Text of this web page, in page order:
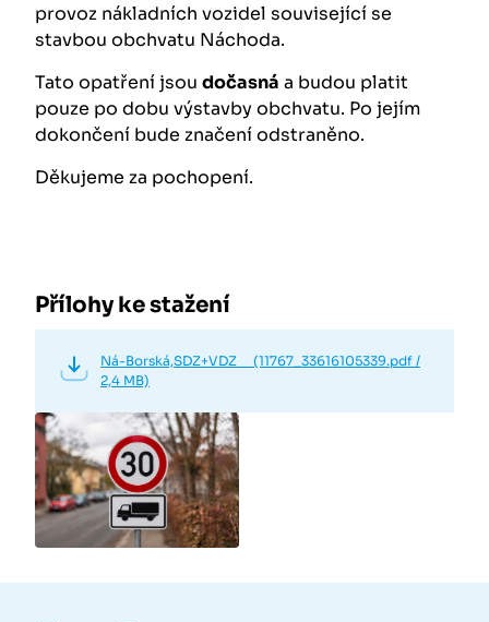
provoz nákladních vozidel související se
stavbou obchvatu Náchoda.
Tato opatření jsou dočasná a budou platit
pouze po dobu výstavby obchvatu. Po jejím
dokončení bude značení odstraněno.
Děkujeme za pochopení.
Přílohy ke stažení
Ná-Borská,SDZ+VDZ (11767_33616105339.pdf /
2,4 MB)